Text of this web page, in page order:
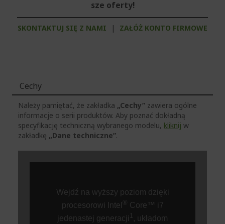
sze oferty!
SKONTAKTUJ SIĘ Z NAMI | ZAŁÓŻ KONTO FIRMOWE
Cechy
Należy pamiętać, że zakładka „Cechy” zawiera ogólne
informacje o serii produktów. Aby poznać dokładną
specyfikację techniczną wybranego modelu, kliknij w
zakładkę „Dane techniczne”.